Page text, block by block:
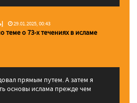
29.01.2025, 00:43
теме о 73-х течениях в исламе
прямым путем. А затем я
основы ислама прежде чем